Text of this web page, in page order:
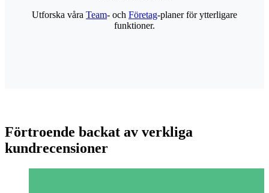
Utforska våra Team- och Företag-planer för ytterligare
funktioner.
Förtroende backat av verkliga
kundrecensioner